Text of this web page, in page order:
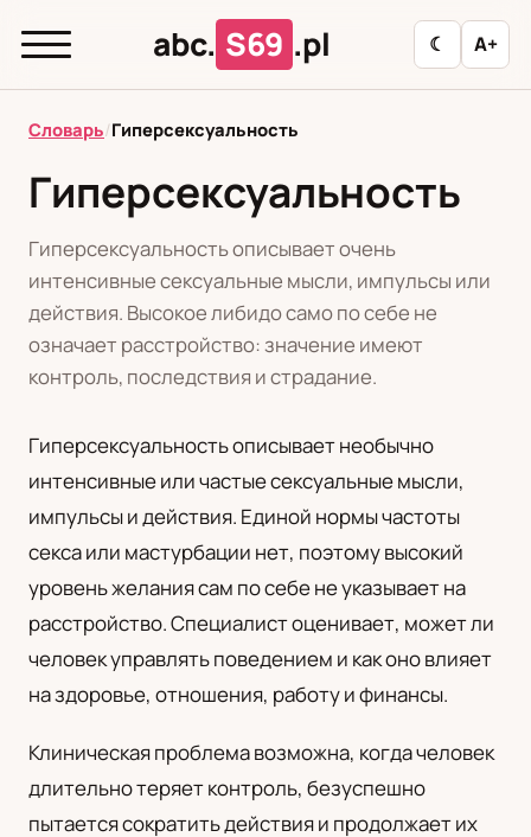
abc. S69 .pl ☾ A+
abc. S69
Л
М Н О П Р С Т
У
Ф
Ц Ш Э
Polski Русский
Українська
Словарь/Гиперсексуальность
Гиперсексуальность
Гиперсексуальность описывает очень
интенсивные сексуальные мысли, импульсы или
действия. Высокое либидо само по себе не
означает расстройство: значение имеют
контроль, последствия и страдание.
Гиперсексуальность описывает необычно
интенсивные или частые сексуальные мысли,
импульсы и действия. Единой нормы частоты
секса или мастурбации нет, поэтому высокий
уровень желания сам по себе не указывает на
расстройство. Специалист оценивает, может ли
человек управлять поведением и как оно влияет
на здоровье, отношения, работу и финансы.
Клиническая проблема возможна, когда человек
длительно теряет контроль, безуспешно
пытается сократить действия и продолжает их